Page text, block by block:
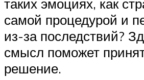
таких эмоциях, как
самой процедурой и
из-за последствий?
смысл поможет
решение.